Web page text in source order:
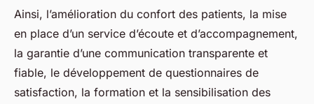
Ainsi, l’amélioration du confort des patients, la mise
en place d’un service d’écoute et d’accompagnement,
la garantie d’une communication transparente et
fiable, le développement de questionnaires de
satisfaction, la formation et la sensibilisation des